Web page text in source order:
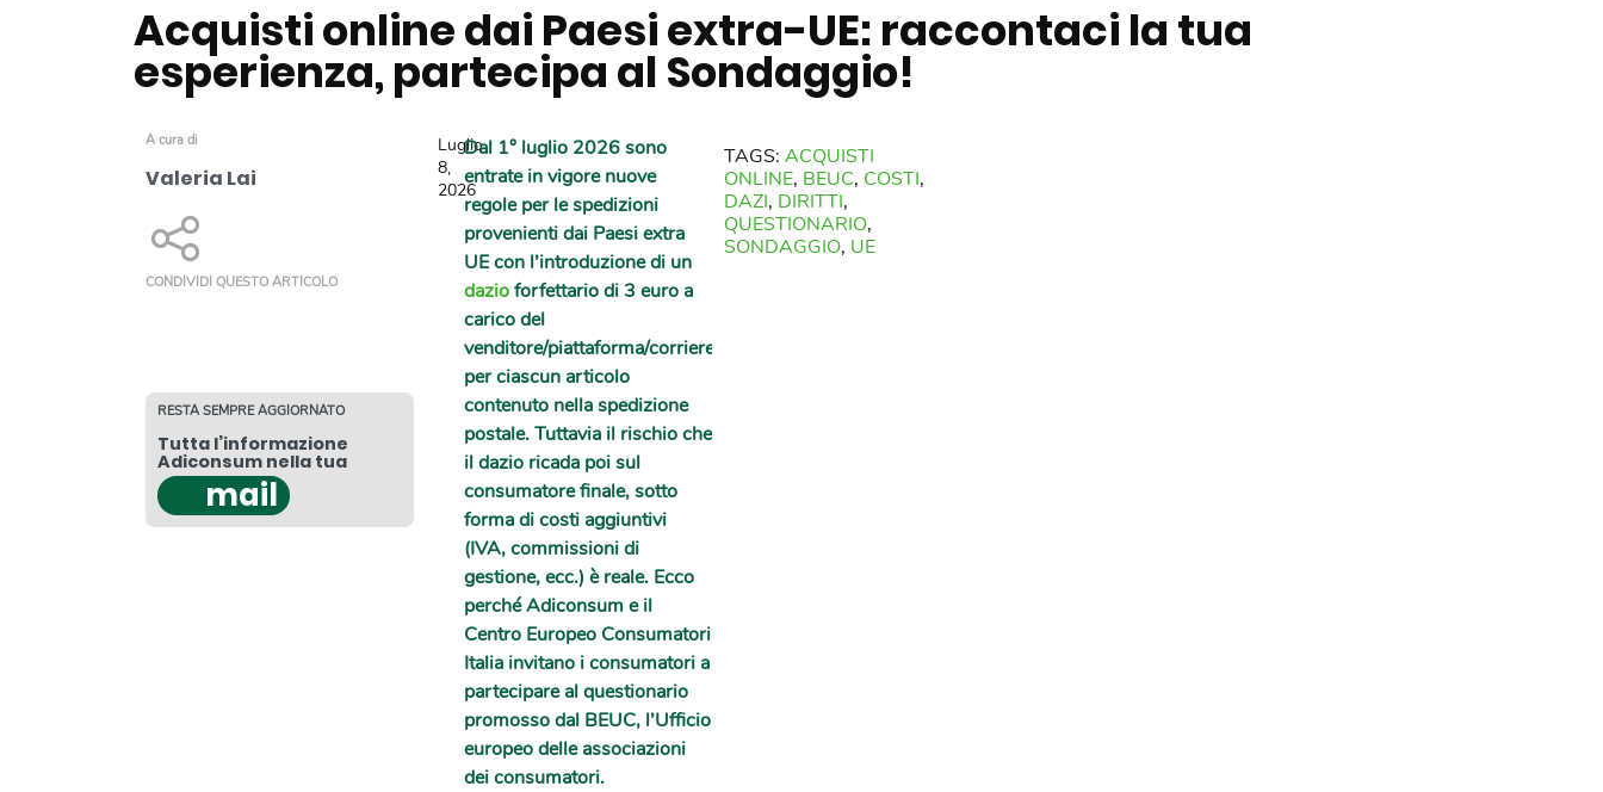
Acquisti online dai Paesi extra-UE: raccontaci la tua
esperienza, partecipa al Sondaggio!
A cura di
Valeria Lai
CONDIVIDI QUESTO ARTICOLO
RESTA SEMPRE AGGIORNATO
Tutta l’informazione
Adiconsum nella tua
mail
Luglio
8,
2026
Dal 1° luglio 2026 sono
entrate in vigore nuove
regole per le spedizioni
provenienti dai Paesi extra
UE con l’introduzione di un
dazioforfettario di 3 euro a
carico del
venditore/piattaforma/corriere
per ciascun articolo
contenuto nella spedizione
postale. Tuttavia il rischio che
il dazio ricada poi sul
consumatore finale, sotto
forma di costi aggiuntivi
(IVA, commissioni di
gestione, ecc.) è reale. Ecco
perché Adiconsum e il
Centro Europeo Consumatori
Italia invitano i consumatori a
partecipare al questionario
promosso dal BEUC, l’Ufficio
europeo delle associazioni
dei consumatori.
TAGS:ACQUISTI
ONLINE, BEUC, COSTI,
DAZI, DIRITTI,
QUESTIONARIO,
SONDAGGIO, UE